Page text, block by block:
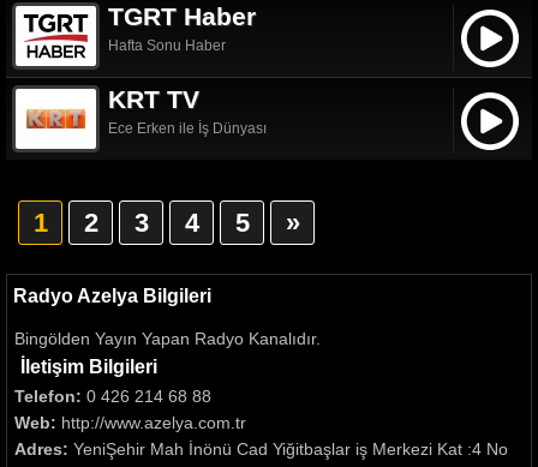
TGRT Haber
Hafta Sonu Haber
KRT TV
Ece Erken ile İş Dünyası
1 2 3 4 5 »
Radyo Azelya Bilgileri
Bingölden Yayın Yapan Radyo Kanalıdır.
İletişim Bilgileri
Telefon: 0 426 214 68 88
Web: http://www.azelya.com.tr
Adres: YeniŞehir Mah İnönü Cad Yiğitbaşlar iş Merkezi Kat :4 No